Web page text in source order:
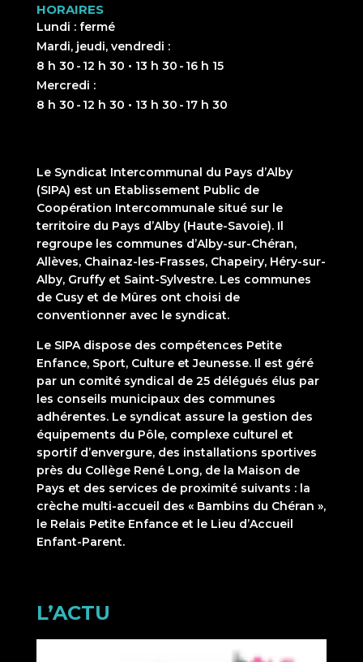
HORAIRES
Lundi : fermé
Mardi, jeudi, vendredi :
8 h 30 - 12 h 30 • 13 h 30 - 16 h 15
Mercredi :
8 h 30 - 12 h 30 • 13 h 30 - 17 h 30
Le Syndicat Intercommunal du Pays d’Alby
(SIPA) est un Etablissement Public de
Coopération Intercommunale situé sur le
territoire du Pays d’Alby (Haute-Savoie). Il
regroupe les communes d’Alby-sur-Chéran,
Allèves, Chainaz-les-Frasses, Chapeiry, Héry-sur-
Alby, Gruffy et Saint-Sylvestre. Les communes
de Cusy et de Mûres ont choisi de
conventionner avec le syndicat.
Le SIPA dispose des compétences Petite
Enfance, Sport, Culture et Jeunesse. Il est géré
par un comité syndical de 25 délégués élus par
les conseils municipaux des communes
adhérentes. Le syndicat assure la gestion des
équipements du Pôle, complexe culturel et
sportif d’envergure, des installations sportives
près du Collège René Long, de la Maison de
Pays et des services de proximité suivants : la
crèche multi-accueil des « Bambins du Chéran »,
le Relais Petite Enfance et le Lieu d’Accueil
Enfant-Parent.
L’ACTU